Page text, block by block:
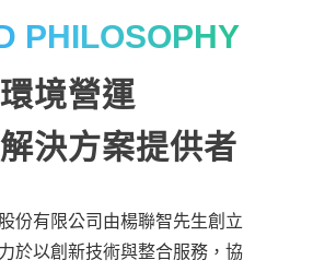
PHILOSOPHY
環境營運
決方案提供者
份有限公司由楊聯智先生創立
於以創新技術與整合服務，協